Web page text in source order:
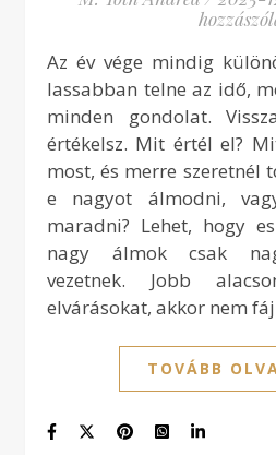
Az év vége mindig különös időszak. Mintha
lassabban telne az idő,
minden gondolat.
értékelsz. Mit értél el?
most, és merre szeretnél
e nagyot álmodni,
maradni? Lehet, hogy
nagy álmok csak
vezetnek. Jobb
elvárásokat, akkor nem
TOVÁBB